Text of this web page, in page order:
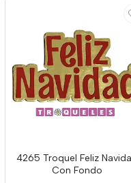
4265 Troquel Feliz
Con Fondo